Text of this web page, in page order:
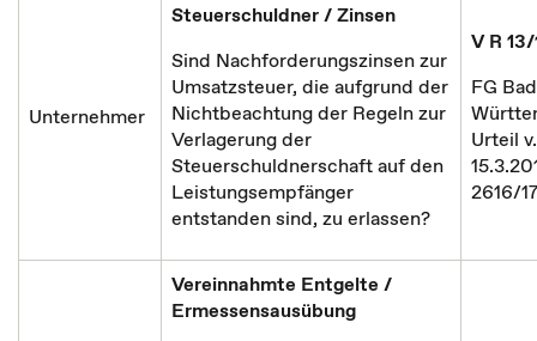
Unternehmer
Steuerschuldner / Zinsen
Sind Nachforderungszinsen zur
Umsatzsteuer, die aufgrund der
Nichtbeachtung der Regeln zur
Verlagerung der
Steuerschuldnerschaft auf den
Leistungsempfänger
entstanden sind, zu erlassen?
V R 13/
FG
Urteil v.
2616/
Vereinnahmte Entgelte /
Ermessensausübung